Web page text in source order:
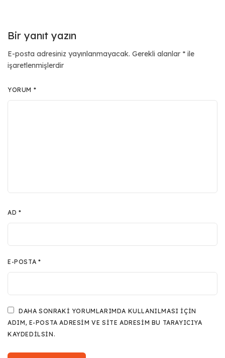
Bir yanıt yazın
E-posta adresiniz yayınlanmayacak. Gerekli alanlar * ile
işaretlenmişlerdir
YORUM *
AD *
E-POSTA *
DAHA SONRAKI YORUMLARIMDA KULLANILMASI IÇIN
ADIM, E-POSTA ADRESIM VE SITE ADRESIM BU TARAYICIYA
KAYDEDILSIN.